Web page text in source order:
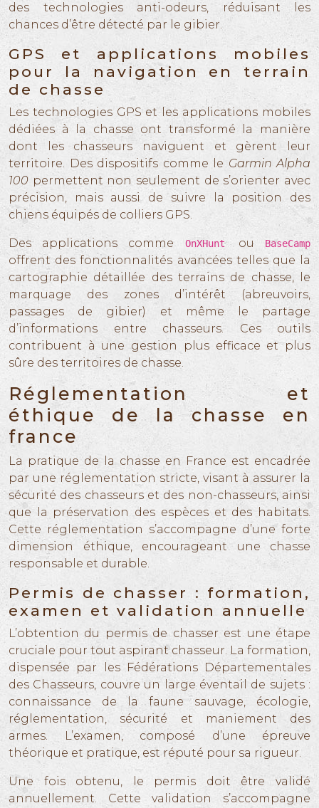
des technologies anti-odeurs, réduisant les
chances d’être détecté par le gibier.
GPS et applications mobiles
pour la navigation en terrain
de chasse
Les technologies GPS et les applications mobiles
dédiées à la chasse ont transformé la manière
dont les chasseurs naviguent et gèrent leur
territoire. Des dispositifs comme le Garmin Alpha
100 permettent non seulement de s’orienter avec
précision, mais aussi de suivre la position des
chiens équipés de colliers GPS.
Des applications comme OnXHunt ou BaseCamp
offrent des fonctionnalités avancées telles que la
cartographie détaillée des terrains de chasse, le
marquage des zones d’intérêt (abreuvoirs,
passages de gibier) et même le partage
d’informations entre chasseurs. Ces outils
contribuent à une gestion plus efficace et plus
sûre des territoires de chasse.
Réglementation et
éthique de la chasse en
france
La pratique de la chasse en France est encadrée
par une réglementation stricte, visant à assurer la
sécurité des chasseurs et des non-chasseurs, ainsi
que la préservation des espèces et des habitats.
Cette réglementation s’accompagne d’une forte
dimension éthique, encourageant une chasse
responsable et durable.
Permis de chasser : formation,
examen et validation annuelle
L’obtention du permis de chasser est une étape
cruciale pour tout aspirant chasseur. La formation,
dispensée par les Fédérations Départementales
des Chasseurs, couvre un large éventail de sujets :
connaissance de la faune sauvage, écologie,
réglementation, sécurité et maniement des
armes. L’examen, composé d’une épreuve
théorique et pratique, est réputé pour sa rigueur.
Une fois obtenu, le permis doit être validé
annuellement. Cette validation s’accompagne